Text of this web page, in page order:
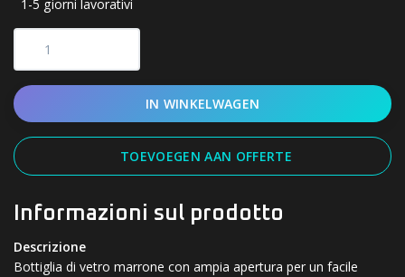
1-5 giorni lavorativi
IN WINKELWAGEN
TOEVOEGEN AAN OFFERTE
Informazioni sul prodotto
Descrizione
Bottiglia di vetro marrone con ampia apertura per un facile